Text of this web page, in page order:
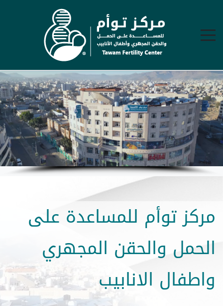
مركز توأم للمساعدة على
الحمل والحقن المجهري
واطفال الانابيب